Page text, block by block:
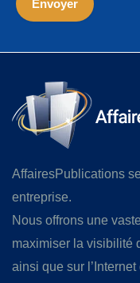
AffairesPublications
entreprise.
Nous offrons une
maximiser la visibilité
ainsi que sur